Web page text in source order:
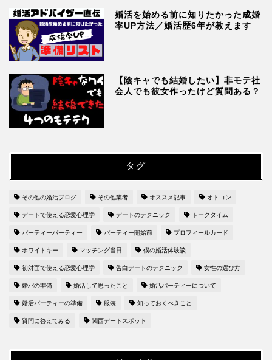
婚活を始める前に知りたかった成婚
率UP方法／婚活歴6年が教えます
【陰キャでも結婚したい】非モテ社
会人でも彼女作ったけど質問ある？
タグ
その他の婚活ブログ その他業者 オススメ記事 オトコン
デートで使える恋愛心理学 デートのテクニック トークタイム
パーティーパーティー パーティー開始前 プロフィールカード
ホワイトキー マッチング当日 僕の婚活体験談
初対面で使える恋愛心理学 告白デートのテクニック 女性の選び方
婚パの準備 婚活して思ったこと 婚活パーティーについて
婚活パーティーの準備 服装 知っておくべきこと
質問に答えてみる 関西デートスポット